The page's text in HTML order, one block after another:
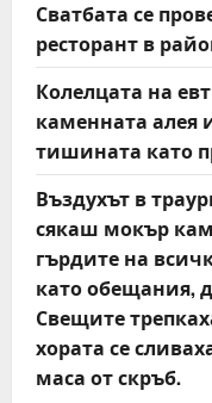
Сватбата се
ресторант в
Колелцата на
каменната алея
тишината като
Въздухът в
сякаш мокър
гърдите на
като обещания,
Свещите
хората се
маса от скръб.